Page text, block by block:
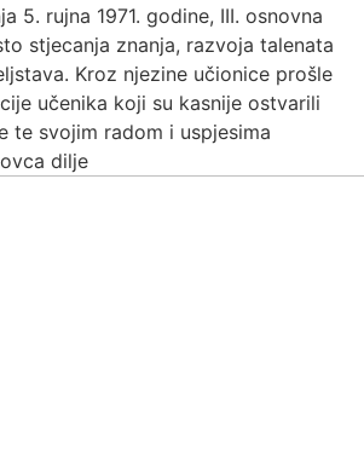
5. rujna 1971. godine, III. osnovna
stjecanja znanja, razvoja talenata
Kroz njezine učionice prošle
učenika koji su kasnije ostvarili
te svojim radom i uspjesima
dilje